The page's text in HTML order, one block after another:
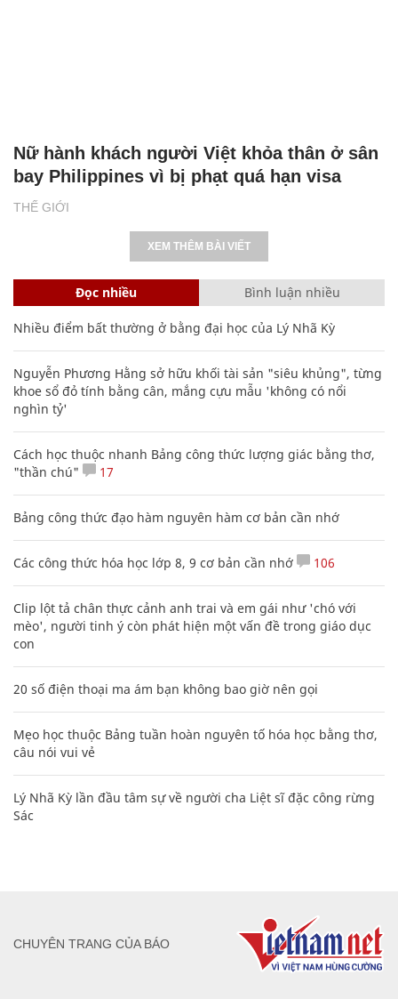
THẾ GIỚI
Nữ hành khách người Việt khỏa thân ở sân
bay Philippines vì bị phạt quá hạn visa
XEM THÊM BÀI VIẾT
Đọc nhiều Bình luận nhiều
Nhiều điểm bất thường ở bằng đại học của Lý Nhã Kỳ
Nguyễn Phương Hằng sở hữu khối tài sản "siêu khủng", từng
khoe sổ đỏ tính bằng cân, mắng cựu mẫu 'không có nổi
nghìn tỷ'
Cách học thuộc nhanh Bảng công thức lượng giác bằng thơ,
"thần chú"
17
Bảng công thức đạo hàm nguyên hàm cơ bản cần nhớ
Các công thức hóa học lớp 8, 9 cơ bản cần nhớ 106
Clip lột tả chân thực cảnh anh trai và em gái như 'chó với
mèo', người tinh ý còn phát hiện một vấn đề trong giáo dục
con
20 số điện thoại ma ám bạn không bao giờ nên gọi
Mẹo học thuộc Bảng tuần hoàn nguyên tố hóa học bằng thơ,
câu nói vui vẻ
Lý Nhã Kỳ lần đầu tâm sự về người cha Liệt sĩ đặc công rừng
Sác
CHUYÊN TRANG CỦA BÁO